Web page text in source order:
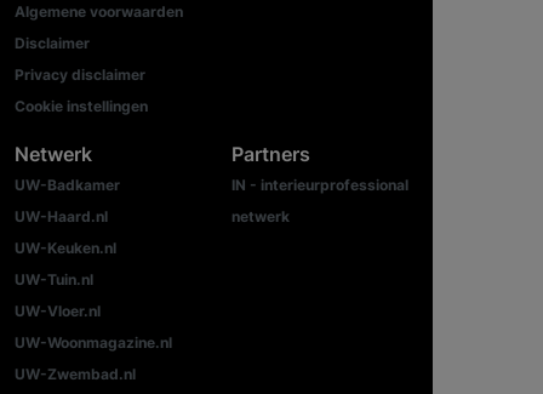
Algemene voorwaarden
Disclaimer
Privacy disclaimer
Cookie instellingen
Netwerk
UW-Badkamer
UW-Haard.nl
UW-Keuken.nl
UW-Tuin.nl
UW-Vloer.nl
UW-Woonmagazine.nl
UW-Zwembad.nl
Partners
IN - interieurprofessional
netwerk